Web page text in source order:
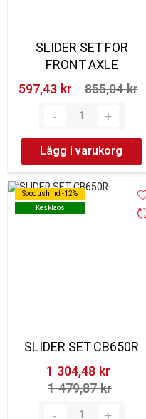
SLIDER SET FOR
FRONT AXLE
597,43 kr‎
855,04 kr‎
Lägg i varukorg
Soodushind -12%
Kesklaos
Soodushind -12%
Kesklaos
SLIDER SET CB650R
1 304,48 kr‎
1 479,87 kr‎